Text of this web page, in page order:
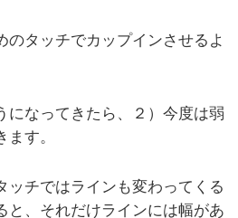
のタッチでカップインさせるよ
になってきたら、２）今度は弱
す。
ッチではラインも変わってくる
と、それだけラインには幅があ